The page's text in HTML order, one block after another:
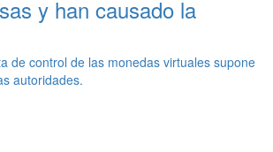
y han causado la
de control de las monedas virtuales supone
autoridades.